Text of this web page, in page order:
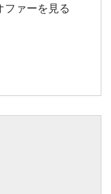
ファーを見る